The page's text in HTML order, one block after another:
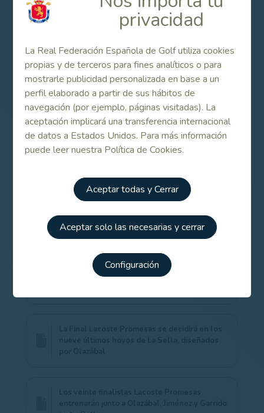
privacidad
La Real Federación Española de Golf utiliza cookies
propias y de terceros para fines analíticos o para
mostrarle publicidad personalizada en base a un
perfil elaborado a partir de sus hábitos de
navegación (por ejemplo, páginas visitadas). La
aceptación implicará una transferencia internacional
de datos a Estados Unidos. Para más información
puede leer nuestra Política de Cookies.
Aceptar todas y Cerrar
Aceptar solo las necesarias y cerrar
Configuración
campo, muchas veces no hace falta pegar el Drive, y
Olazábal y Jiménez me hicieron pequeños cambios en la
funcionado. He jugado bien, sobre todo los hierros y el
Drive, yo no soy un gran pegador pero últimamente he
ganado distancia. En el 18 me fui al búnker pero he hecho
muy buena sacada y la he dejado a un metro para no salir
a play-off con Manu (Manuel Elvira), él ganó el año
pasado y ¡esta vez me tocaba a mí!”.
La Ryder Cup, protagonista en la Final Lacoste
Promesas en La Sella, reducida a 18 hoyos
por lluvia y granizo
Una jornada inolvidable en La Sella junto a
Olazábal, Jiménez y Garrido en la Final